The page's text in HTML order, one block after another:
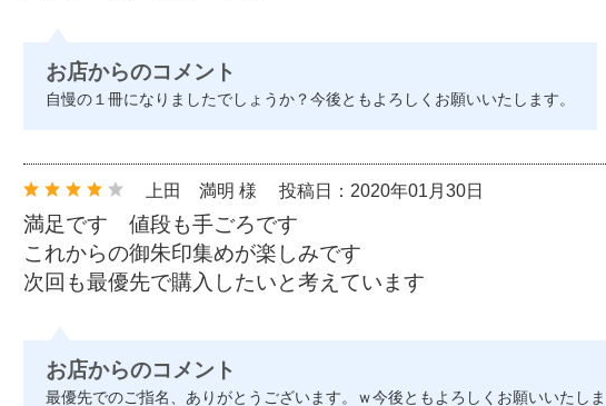
お店からのコメント
自慢の１冊になりましたでしょうか？今後ともよろしくお願いいたします。
上田 満明 様 投稿日：2020年01月30日
満足です 値段も手ごろです
これからの御朱印集めが楽しみです
次回も最優先で購入したいと考えています
お店からのコメント
最優先でのご指名、ありがとうございます。ｗ今後ともよろしくお願いいたし